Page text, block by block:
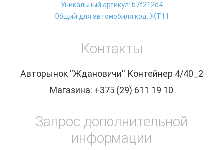
Уникальный артикул: b7f212d4
Общий для автомобиля код: ЖТ11
Контакты
Авторынок ''Ждановичи'' Контейнер 4/40_2
Магазина: +375 (29) 611 19 10
Запрос дополнительной
информации